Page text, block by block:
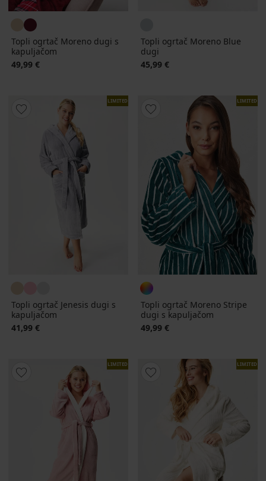
Topli ogrtač Moreno dugi s
kapuljačom
49,99 €
Topli ogrtač Moreno Blue
dugi
45,99 €
LIMITED
Topli ogrtač Jenesis dugi s
kapuljačom
41,99 €
LIMITED
Topli ogrtač Moreno Stripe
dugi s kapuljačom
49,99 €
LIMITED LIMITED